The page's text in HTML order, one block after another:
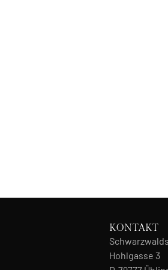
KONTAKT
Hohlgasse 3